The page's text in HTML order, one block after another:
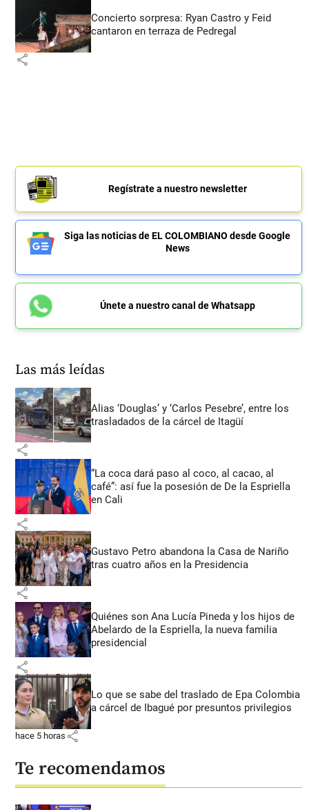
Concierto sorpresa: Ryan Castro y Feid
cantaron en terraza de Pedregal
share
Regístrate a nuestro newsletter
Siga las noticias de EL COLOMBIANO desde Google
News
Únete a nuestro canal de Whatsapp
Las más leídas
Alias ‘Douglas’ y ‘Carlos Pesebre’, entre los
trasladados de la cárcel de Itagüí
share
“La coca dará paso al coco, al cacao, al
café”: así fue la posesión de De la Espriella
en Cali
share
Gustavo Petro abandona la Casa de Nariño
tras cuatro años en la Presidencia
share
Quiénes son Ana Lucía Pineda y los hijos de
Abelardo de la Espriella, la nueva familia
presidencial
share
Lo que se sabe del traslado de Epa Colombia
a cárcel de Ibagué por presuntos privilegios
hace 5 horas share
Te recomendamos